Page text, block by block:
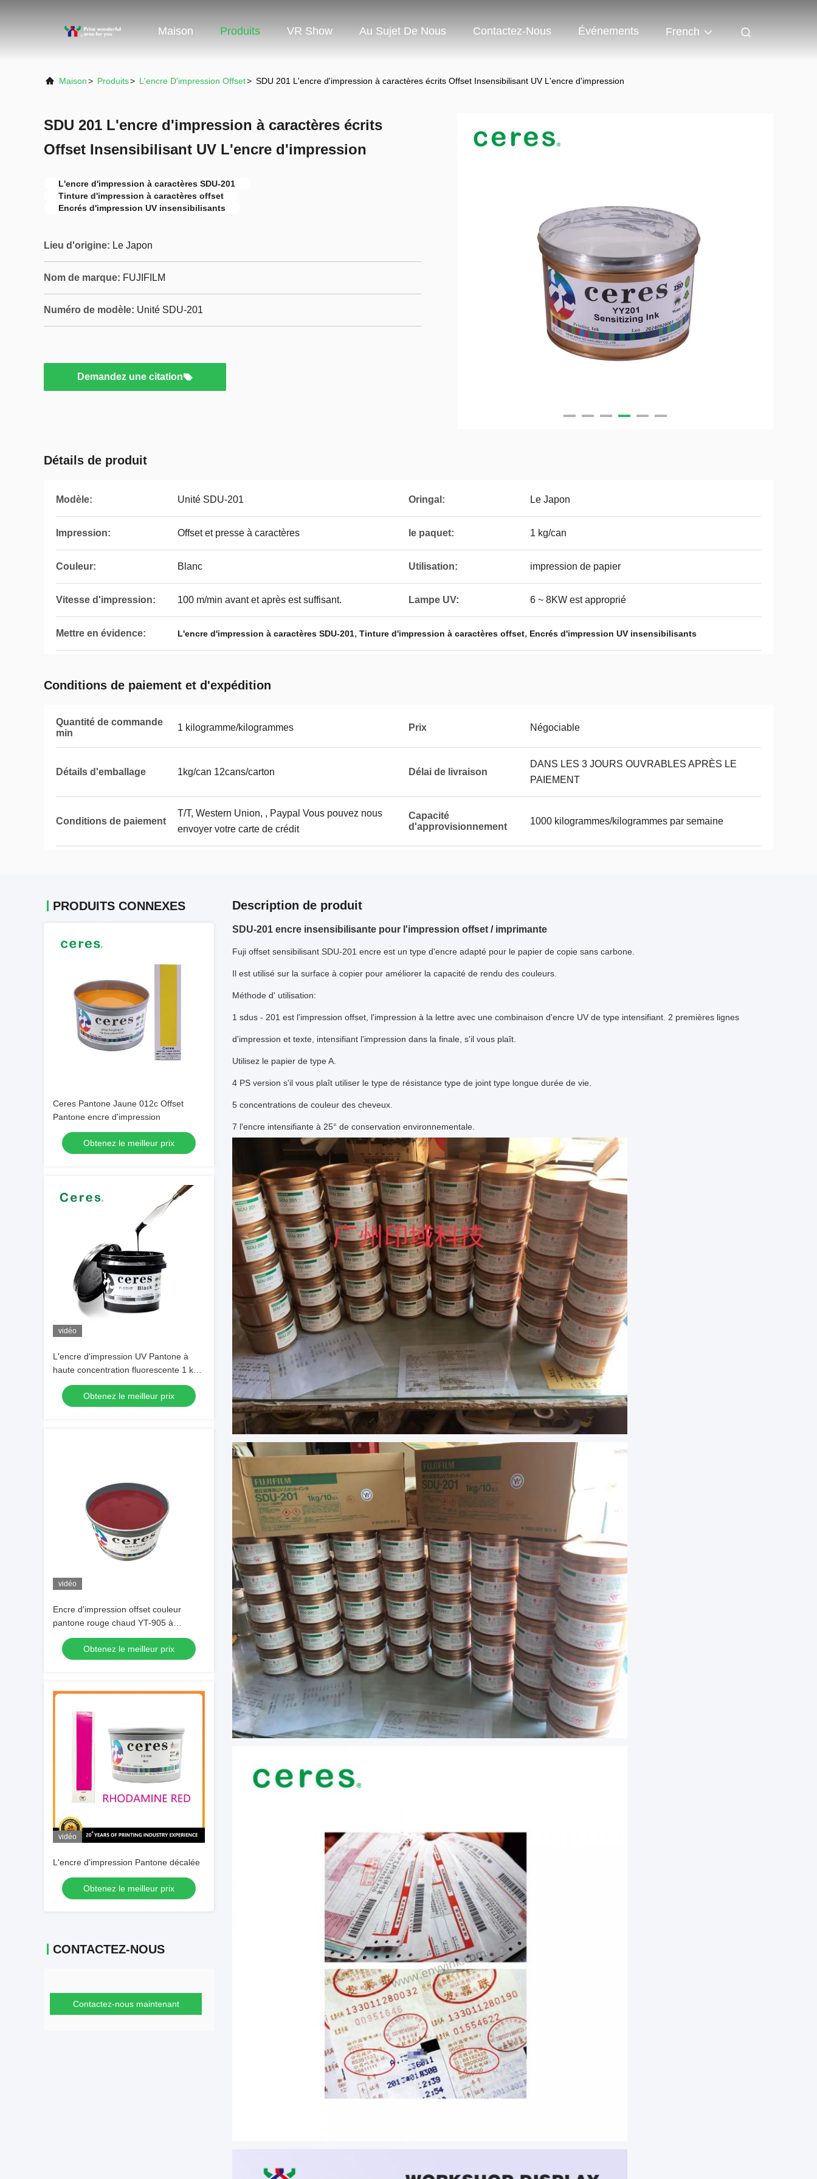
Maison Produits VR Show Au Sujet De Nous Contactez-Nous Événements French
Maison> Produits> L'encre D'impression Offset> SDU 201 L'encre d'impression à caractères écrits Offset Insensibilisant UV L'encre d'impression
SDU 201 L'encre d'impression à caractères écrits
Offset Insensibilisant UV L'encre d'impression
L'encre d'impression à caractères SDU-201
Tinture d'impression à caractères offset
Encrés d'impression UV insensibilisants
Lieu d'origine: Le Japon
Nom de marque: FUJIFILM
Numéro de modèle: Unité SDU-201
Demandez une citation
Détails de produit
Modèle: Unité SDU-201 Oringal: Le Japon
Impression: Offset et presse à caractères le paquet: 1 kg/can
Couleur: Blanc Utilisation: impression de papier
Vitesse d'impression: 100 m/min avant et après est suffisant. Lampe UV: 6 ~ 8KW est approprié
Mettre en évidence: L'encre d'impression à caractères SDU-201, Tinture d'impression à caractères offset, Encrés d'impression UV insensibilisants
Conditions de paiement et d'expédition
Quantité de commande
min
1 kilogramme/kilogrammes Prix Négociable
Détails d'emballage 1kg/can 12cans/carton Délai de livraison
DANS LES 3 JOURS OUVRABLES APRÈS LE
PAIEMENT
Conditions de paiement
T/T, Western Union, , Paypal Vous pouvez nous
envoyer votre carte de crédit
Capacité
d'approvisionnement
1000 kilogrammes/kilogrammes par semaine
PRODUITS CONNEXES
Ceres Pantone Jaune 012c Offset
Pantone encre d'impression
Obtenez le meilleur prix
vidéo
L'encre d'impression UV Pantone à
haute concentration fluorescente 1 kg
boîte
Obtenez le meilleur prix
vidéo
Encre d'impression offset couleur
pantone rouge chaud YT-905 à
séchage rapide avec haute opacité
Obtenez le meilleur prix
vidéo
L'encre d'impression Pantone décalée
Obtenez le meilleur prix
CONTACTEZ-NOUS
Contactez-nous maintenant
Description de produit
SDU-201 encre insensibilisante pour l'impression offset / imprimante
Fuji offset sensibilisant SDU-201 encre est un type d'encre adapté pour le papier de copie sans carbone.
Il est utilisé sur la surface à copier pour améliorer la capacité de rendu des couleurs.
Méthode d' utilisation:
1 sdus - 201 est l'impression offset, l'impression à la lettre avec une combinaison d'encre UV de type intensifiant. 2 premières lignes
d'impression et texte, intensifiant l'impression dans la finale, s'il vous plaît.
Utilisez le papier de type A.
4 PS version s'il vous plaît utiliser le type de résistance type de joint type longue durée de vie.
5 concentrations de couleur des cheveux.
7 l'encre intensifiante à 25° de conservation environnementale.